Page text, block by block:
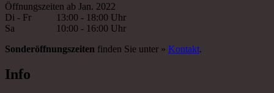
Öffnungszeiten ab Jan. 2022
Di - Fr
13:00 - 18:00 Uhr
Sa
10:00 - 16:00 Uhr
Sonderöffnungszeiten finden Sie unter » Kontakt.
Info